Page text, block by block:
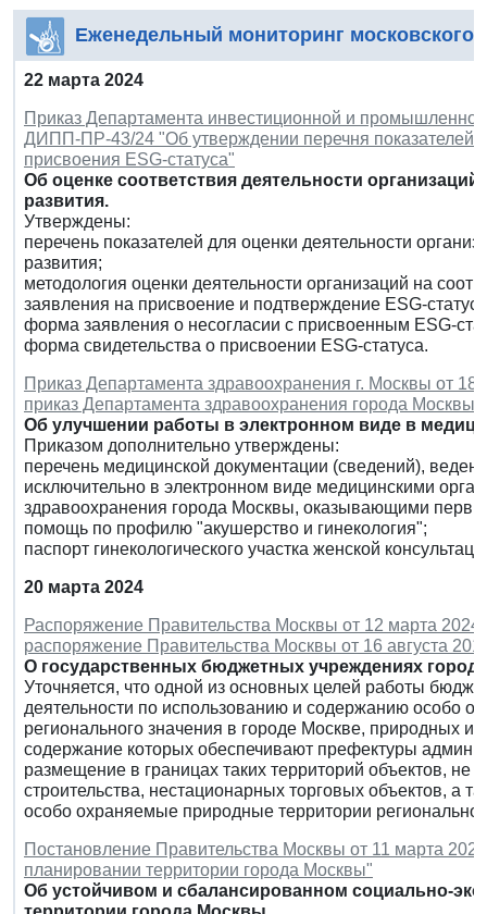
Еженедельный мониторинг московского
22 марта 2024
Приказ Департамента инвестиционной и
ДИПП-ПР-43/24 "Об утверждении перечня показателей,
присвоения ESG-статуса"
Об оценке соответствия деятельности
развития.
Утверждены:
перечень показателей для оценки деятельности
развития;
методология оценки деятельности организаций на
заявления на присвоение и подтверждение ESG-
форма заявления о несогласии с присвоенным ESG-
форма свидетельства о присвоении ESG-статуса.
Приказ Департамента здравоохранения г. Москвы от
приказ Департамента здравоохранения города Москвы
Об улучшении работы в электронном виде в
Приказом дополнительно утверждены:
перечень медицинской документации (сведений),
исключительно в электронном виде медицинскими
здравоохранения города Москвы, оказывающими
помощь по профилю "акушерство и гинекология";
паспорт гинекологического участка женской
20 марта 2024
Распоряжение Правительства Москвы от 12 марта
распоряжение Правительства Москвы от 16 августа
О государственных бюджетных учреждениях
Уточняется, что одной из основных целей работы
деятельности по использованию и содержанию особо
регионального значения в городе Москве, природных и
содержание которых обеспечивают префектуры
размещение в границах таких территорий объектов, не
строительства, нестационарных торговых объектов, а
особо охраняемые природные территории
Постановление Правительства Москвы от 11 марта
планировании территории города Москвы"
Об устойчивом и сбалансированном социально-